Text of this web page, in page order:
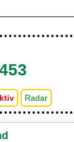
Radar